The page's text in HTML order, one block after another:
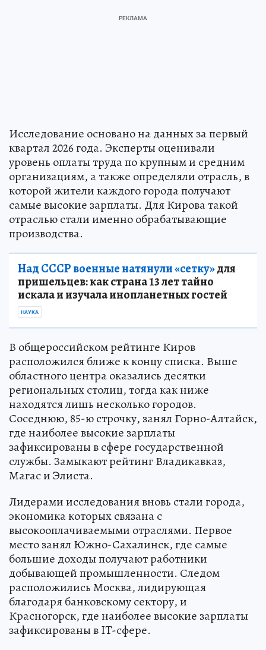
Исследование основано на данных за первый
квартал 2026 года. Эксперты оценивали
уровень оплаты труда по крупным и средним
организациям, а также определяли отрасль, в
которой жители каждого города получают
самые высокие зарплаты. Для Кирова такой
отраслью стали именно обрабатывающие
производства.
Над СССР военные натянули «сетку»для
пришельцев: как страна 13 лет тайно
искала и изучала инопланетных гостей
НАУКА
В общероссийском рейтинге Киров
расположился ближе к концу списка. Выше
областного центра оказались десятки
региональных столиц, тогда как ниже
находятся лишь несколько городов.
Соседнюю, 85-ю строчку, занял Горно-Алтайск,
где наиболее высокие зарплаты
зафиксированы в сфере государственной
службы. Замыкают рейтинг Владикавказ,
Магас и Элиста.
Лидерами исследования вновь стали города,
экономика которых связана с
высокооплачиваемыми отраслями. Первое
место занял Южно-Сахалинск, где самые
большие доходы получают работники
добывающей промышленности. Следом
расположились Москва, лидирующая
благодаря банковскому сектору, и
Красногорск, где наиболее высокие зарплаты
зафиксированы в IT-сфере.